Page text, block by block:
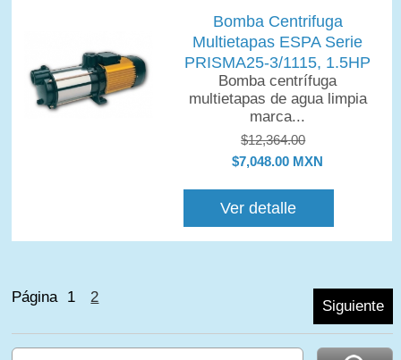
Bomba Centrifuga
Multietapas ESPA Serie
PRISMA25-3/1115, 1.5HP
Bomba centrífuga
multietapas de agua limpia
marca...
$12,364.00
$7,048.00 MXN
Ver detalle
Página 1 2
Siguiente